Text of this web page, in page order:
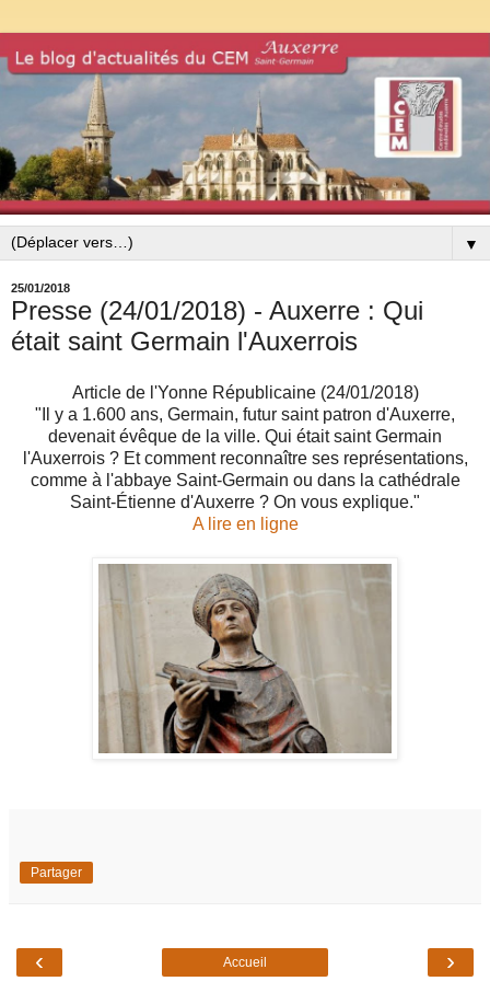
▼
25/01/2018
Presse (24/01/2018) - Auxerre : Qui
était saint Germain l'Auxerrois
Article de l'Yonne Républicaine (24/01/2018)
" Il y a 1.600 ans, Germain, futur saint patron d'Auxerre,
devenait évêque de la ville. Qui était saint Germain
l'Auxerrois ? Et comment reconnaître ses représentations,
comme à l'abbaye Saint-Germain ou dans la cathédrale
Saint-Étienne d'Auxerre ? On vous explique."
A lire en ligne
Partager
‹ ›
Accueil